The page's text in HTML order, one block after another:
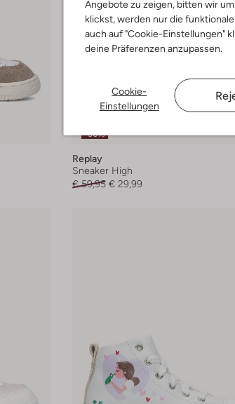
Angebote zu zeigen, bitten wir
klickst, werden nur die
auch auf "Cookie-Einstellungen"
deine Präferenzen anzupassen.
Cookie-
Einstellungen
-50%
Replay
Sneaker High
€ 59,95 € 29,99